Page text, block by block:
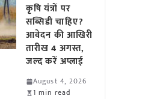
कृषि यंत्रों पर
सब्सिडी चाहिए?
आवेदन की आखिरी
तारीख 4 अगस्त,
जल्द करें अप्लाई
August 4, 2026
1 min read